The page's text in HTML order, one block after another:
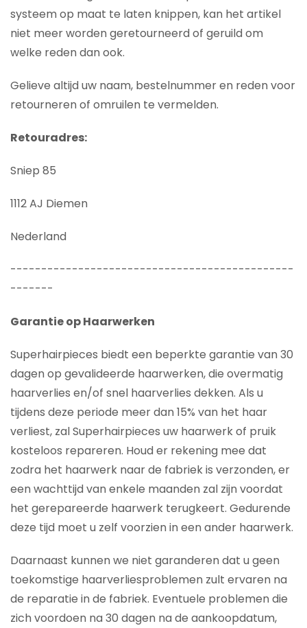
systeem op maat te laten knippen, kan het artikel
niet meer worden geretourneerd of geruild om
welke reden dan ook.
Gelieve altijd uw naam, bestelnummer en reden voor
retourneren of omruilen te vermelden.
Retouradres:
Sniep 85
1112 AJ Diemen
Nederland
----------------------------------------------
-------
Garantie op Haarwerken
Superhairpieces biedt een beperkte garantie van 30
dagen op gevalideerde haarwerken, die overmatig
haarverlies en/of snel haarverlies dekken. Als u
tijdens deze periode meer dan 15% van het haar
verliest, zal Superhairpieces uw haarwerk of pruik
kosteloos repareren. Houd er rekening mee dat
zodra het haarwerk naar de fabriek is verzonden, er
een wachttijd van enkele maanden zal zijn voordat
het gerepareerde haarwerk terugkeert. Gedurende
deze tijd moet u zelf voorzien in een ander haarwerk.
Daarnaast kunnen we niet garanderen dat u geen
toekomstige haarverliesproblemen zult ervaren na
de reparatie in de fabriek. Eventuele problemen die
zich voordoen na 30 dagen na de aankoopdatum,